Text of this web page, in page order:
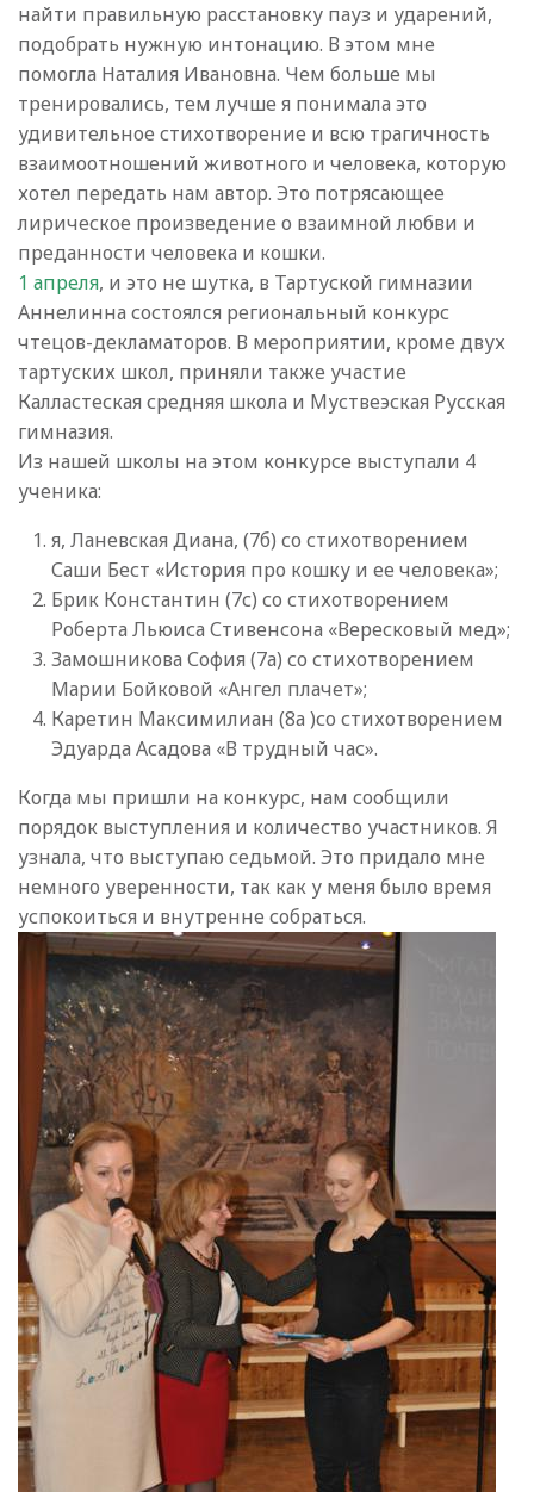
найти правильную расстановку пауз и ударений,
подобрать нужную интонацию. В этом мне
помогла Наталия Ивановна. Чем больше мы
тренировались, тем лучше я понимала это
удивительное стихотворение и всю трагичность
взаимоотношений животного и человека, которую
хотел передать нам автор. Это потрясающее
лирическое произведение о взаимной любви и
преданности человека и кошки.
1 апреля, и это не шутка, в Тартуской гимназии
Аннелинна состоялся региональный конкурс
чтецов-декламаторов. В мероприятии, кроме двух
тартуских школ, приняли также участие
Калластеская средняя школа и Муствеэская Русская
гимназия.
Из нашей школы на этом конкурсе выступали 4
ученика:
я, Ланевская Диана, (7б) со стихотворением
Саши Бест «История про кошку и ее человека»;
Брик Константин (7с) со стихотворением
Роберта Льюиса Стивенсона «Вересковый мед»;
Замошникова София (7а) со стихотворением
Марии Бойковой «Ангел плачет»;
Каретин Максимилиан (8а )со стихотворением
Эдуарда Асадова «В трудный час».
Когда мы пришли на конкурс, нам сообщили
порядок выступления и количество участников. Я
узнала, что выступаю седьмой. Это придало мне
немного уверенности, так как у меня было время
успокоиться и внутренне собраться.